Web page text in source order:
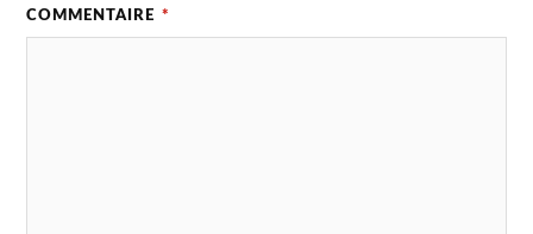
COMMENTAIRE *